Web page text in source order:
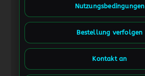
Nutzungsbedingungen
Bestellung verfolgen
Kontakt an
Spanish